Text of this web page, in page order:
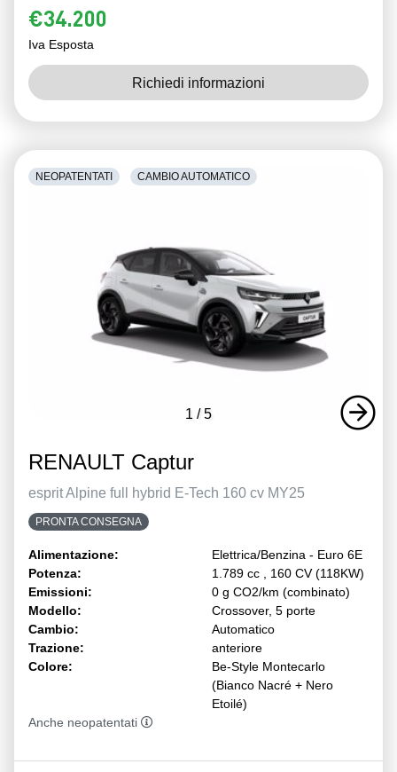
€34.200
Iva Esposta
Richiedi informazioni
1 /5
NEOPATENTATI CAMBIO AUTOMATICO
RENAULT Captur
esprit Alpine full hybrid E-Tech 160 cv MY25
PRONTA CONSEGNA
Alimentazione:
Elettrica/Benzina - Euro 6E
Potenza:
1.789 cc , 160 CV (118KW)
Emissioni:
0 g CO2/km (combinato)
Modello:
Crossover, 5 porte
Cambio:
Automatico
Trazione:
anteriore
Colore:
Be-Style Montecarlo
(Bianco Nacré + Nero
Etoilé)
Anche neopatentati